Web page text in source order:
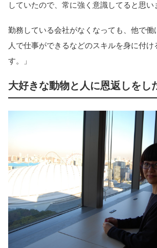
していたので、常に強く意識してると思い
勤務している会社がなくなっても、他で働
人で仕事ができるなどのスキルを身に付け
す。」
大好きな動物と人に恩返しをし